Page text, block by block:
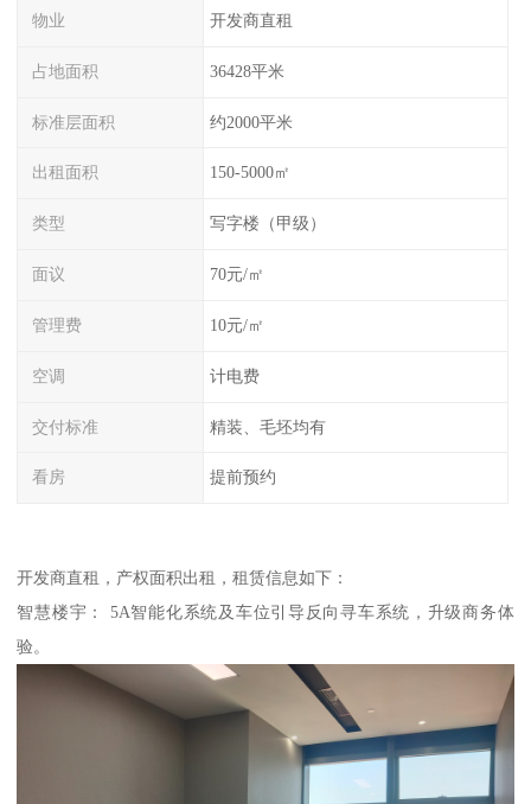
物业 开发商直租
占地面积 36428平米
标准层面积 约2000平米
出租面积 150-5000㎡
类型 写字楼（甲级）
面议 70元/㎡
管理费 10元/㎡
空调 计电费
交付标准 精装、毛坯均有
看房 提前预约
开发商直租，产权面积出租，租赁信息如下：
智慧楼宇： 5A智能化系统及车位引导反向寻车系统，升级商务体
验。